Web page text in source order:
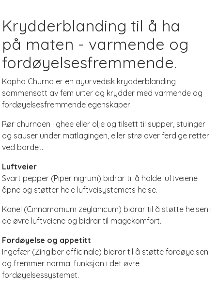
Krydderblanding til å ha
på maten - varmende og
fordøyelsesfremmende.
Kapha Churna er en ayurvedisk krydderblanding
sammensatt av fem urter og krydder med varmende og
fordøyelsesfremmende egenskaper.
Rør churnaen i ghee eller olje og tilsett til supper, stuinger
og sauser under matlagingen, eller strø over ferdige retter
ved bordet.
Luftveier
Svart pepper (Piper nigrum) bidrar til å holde luftveiene
åpne og støtter hele luftveisystemets helse.
Kanel (Cinnamomum zeylanicum) bidrar til å støtte helsen i
de øvre luftveiene og bidrar til magekomfort.
Fordøyelse og appetitt
Ingefær (Zingiber officinale) bidrar til å støtte fordøyelsen
og fremmer normal funksjon i det øvre
fordøyelsessystemet.